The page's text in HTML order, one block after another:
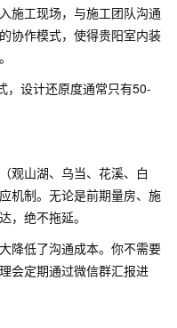
施工现场，与施工团队沟通
协作模式，使得贵阳室内装
，设计还原度通常只有50-
观山湖、乌当、花溪、白
机制。无论是前期量房、施
，绝不拖延。
降低了沟通成本。你不需要
会定期通过微信群汇报进